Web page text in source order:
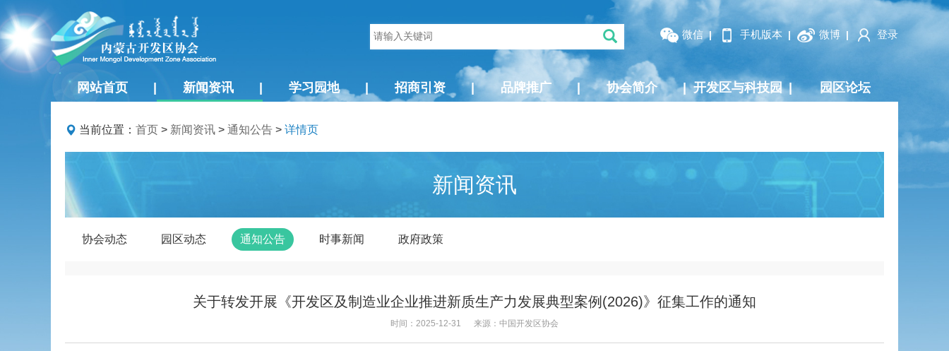
微信 | 手机版本 | 微博 | 登录
网站首页 新闻资讯 学习园地 招商引资 品牌推广 协会简介 | 开发区与科技园 | 园区论坛
当前位置： 首页 > 新闻资讯 > 通知公告 > 详情页
新闻资讯
协会动态 园区动态 通知公告 时事新闻 政府政策
关于转发开展《开发区及制造业企业推进新质生产力发展典型案例(2026)》征集工作的通知
时间：2025-12-31 来源：中国开发区协会